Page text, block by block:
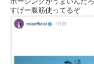
すげー腹筋使ってるぞ